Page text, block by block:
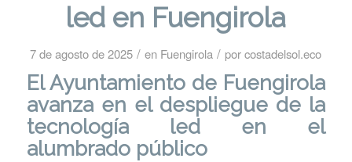
led en Fuengirola
7 de agosto de 2025 / en Fuengirola / porcostadelsol.eco
El Ayuntamiento de Fuengirola
avanza en el despliegue de la
tecnología led en el
alumbrado público